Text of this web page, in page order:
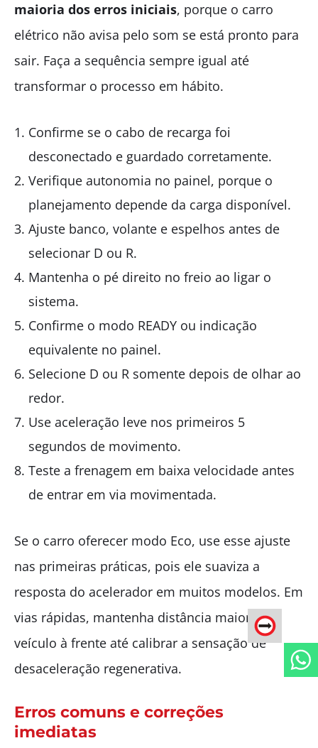
maioria dos erros iniciais, porque o carro
elétrico não avisa pelo som se está pronto para
sair. Faça a sequência sempre igual até
transformar o processo em hábito.
Confirme se o cabo de recarga foi
desconectado e guardado corretamente.
Verifique autonomia no painel, porque o
planejamento depende da carga disponível.
Ajuste banco, volante e espelhos antes de
selecionar D ou R.
Mantenha o pé direito no freio ao ligar o
sistema.
Confirme o modo READY ou indicação
equivalente no painel.
Selecione D ou R somente depois de olhar ao
redor.
Use aceleração leve nos primeiros 5
segundos de movimento.
Teste a frenagem em baixa velocidade antes
de entrar em via movimentada.
Se o carro oferecer modo Eco, use esse ajuste
nas primeiras práticas, pois ele suaviza a
resposta do acelerador em muitos modelos. Em
vias rápidas, mantenha distância maior do
veículo à frente até calibrar a sensação de
desaceleração regenerativa.
Erros comuns e correções
imediatas